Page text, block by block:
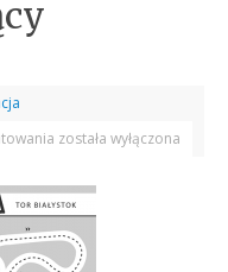
została wyłączona